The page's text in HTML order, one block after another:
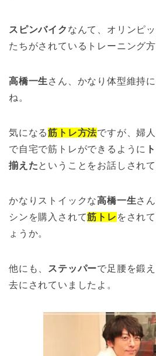
スピンバイク なんて、オリンピ
たちがされているトレーニング方
高橋一生 さん、かなり体型維持
ね。
気になる筋トレ方法ですが、婦
で自宅で筋トレができるように
揃えたということをお話しされて
かなりストイックな高橋一生さ
シンを購入されて筋トレ をされ
ょうか。
他にも、 ステッパーで足腰を鍛
去にされていましたよ。